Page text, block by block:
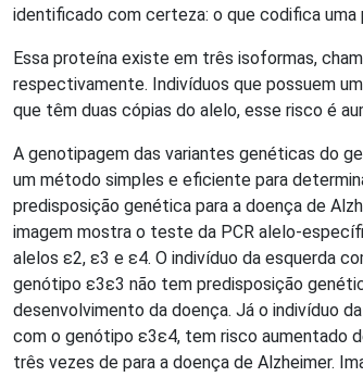
identificado com certeza: o que codifica uma
Essa proteína existe em três isoformas,
respectivamente. Indivíduos que possuem
que têm duas cópias do alelo, esse risco é
A genotipagem das variantes genéticas do
um método simples e eficiente para
predisposição genética para a doença de
imagem mostra o teste da PCR alelo-
alelos ε2, ε3 e ε4. O indivíduo da esquerda
genótipo ε3ε3 não tem predisposição
desenvolvimento da doença. Já o indivíduo
com o genótipo ε3ε4, tem risco aumentado
três vezes de para a doença de Alzheimer.